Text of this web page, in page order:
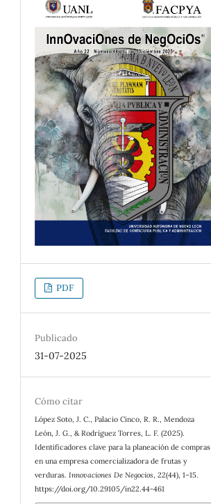
PDF
Publicado
31-07-2025
Cómo citar
López Soto, J. C., Palacio Cinco, R. R., Mendoza
León, J. G., & Rodríguez Torres, L. F. (2025).
Identificadores clave para la planeación de compras
en una empresa comercializadora de frutas y
verduras. Innovaciones De Negocios ,22(44), 1–15.
https://doi.org/10.29105/in22.44-461